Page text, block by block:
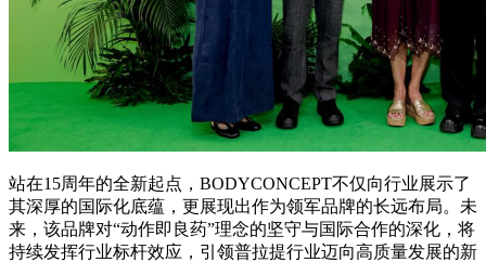
站在15周年的全新起点，BODYCONCEPT不仅向行业展示了
其深厚的国际化底蕴，更展现出作为领军品牌的长远布局。未
来，该品牌对“动作即良药”理念的坚守与国际合作的深化，将
持续发挥行业标杆效应，引领普拉提行业迈向高质量发展的新